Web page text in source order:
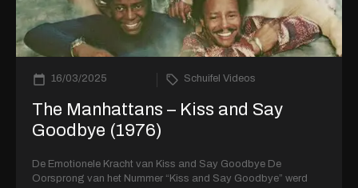
16/03/2025 Schuifel Videos
The Manhattans – Kiss and Say
Goodbye (1976)
De Emotionele Kracht van Kiss and Say Goodbye De
Oorsprong van het Nummer “Kiss and Say Goodbye” werd